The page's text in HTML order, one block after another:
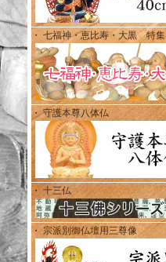
・ 七福神・恵比寿・大黒 特集
・ 守護本尊八体仏
・ 十三仏
・ 宗派別御仏壇用三尊像